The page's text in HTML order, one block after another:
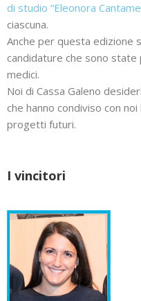
di studio “Eleonora
ciascuna.
Anche per questa edizione
candidature che sono
medici.
Noi di Cassa Galeno
che hanno condiviso con
progetti futuri.
I vincitori